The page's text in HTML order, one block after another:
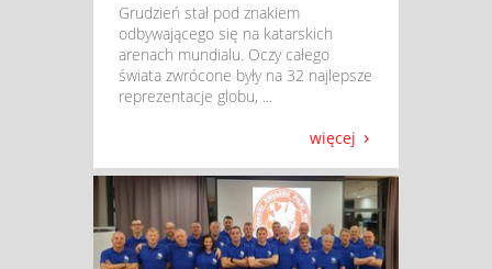
​ Grudzień stał pod znakiem
odbywającego się na katarskich
arenach mundialu. Oczy całego
świata zwrócone były na 32 najlepsze
reprezentacje globu, ...
więcej